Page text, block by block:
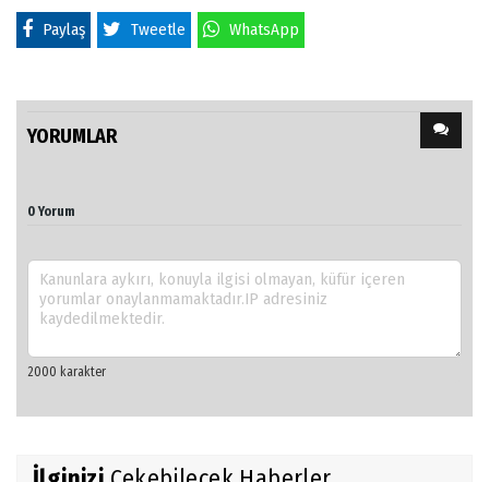
Paylaş Tweetle WhatsApp
YORUMLAR
0 Yorum